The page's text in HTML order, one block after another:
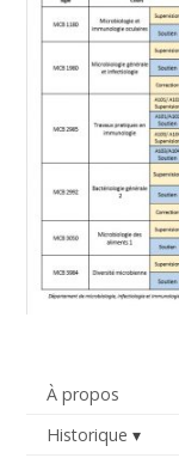
À propos
Historique